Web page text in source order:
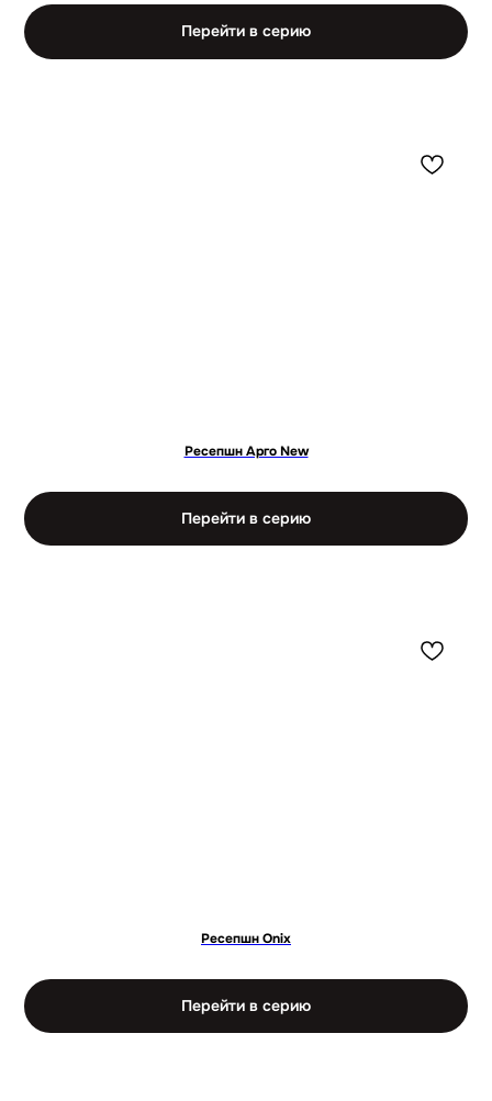
Перейти в серию
Ресепшн Арго New
Перейти в серию
Ресепшн Onix
Перейти в серию
РЕСЕПШН «РИВА»